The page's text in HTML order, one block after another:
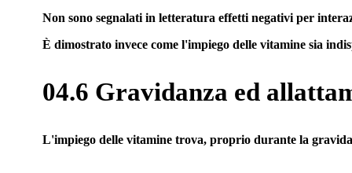
Non sono segnalati in letteratura effetti negativi per
È dimostrato invece come l'impiego delle vitamine sia
04.6 Gravidanza ed
L'impiego delle vitamine trova, proprio durante la